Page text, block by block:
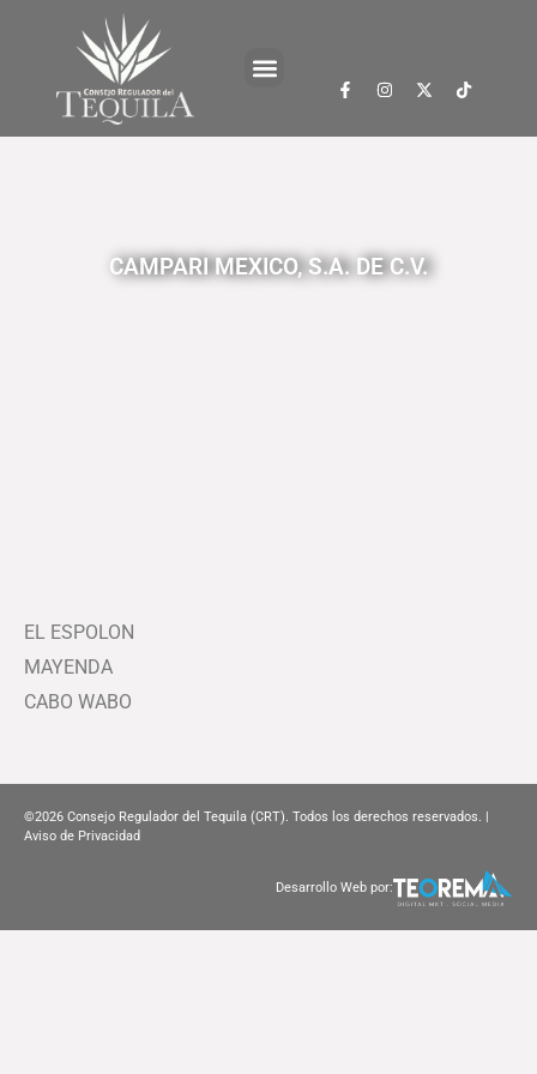
CAMPARI MEXICO, S.A. DE C.V.
EL ESPOLON
MAYENDA
CABO WABO
©2026 Consejo Regulador del Tequila (CRT). Todos los derechos reservados. |
Aviso de Privacidad
Desarrollo Web por: